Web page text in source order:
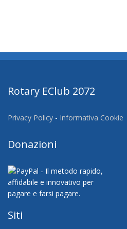
Rotary EClub 2072
Privacy Policy - Informativa Cookie
Donazioni
Siti